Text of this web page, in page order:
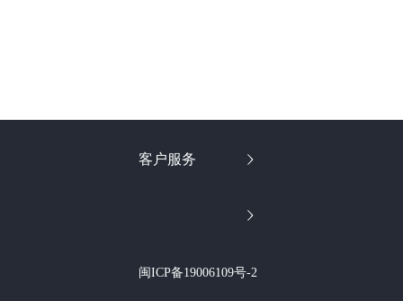
客户服务
闽ICP备19006109号-2